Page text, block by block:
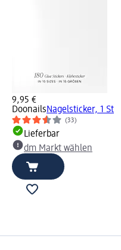
9,95 €
DoonailsNagelsticker, 1 St
(33)
Lieferbar
dm Markt wählen